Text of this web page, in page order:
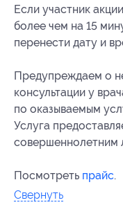
Если участник
более чем на 15
перенести дату и
Предупреждаем о
консультации у
по оказываемым
Услуга
совершеннолетним
Посмотреть прайс.
Свернуть